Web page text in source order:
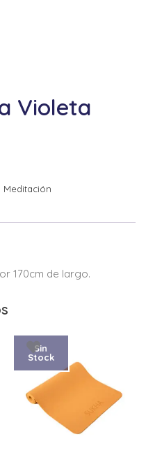
Violeta
Meditación
170cm de largo.
Sin
Stock